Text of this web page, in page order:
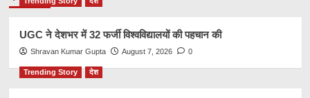
UGC ने देशभर में 32 फर्जी विश्वविद्यालयों की पहचान की
Shravan Kumar Gupta August 7, 2026 0
Trending Story देश